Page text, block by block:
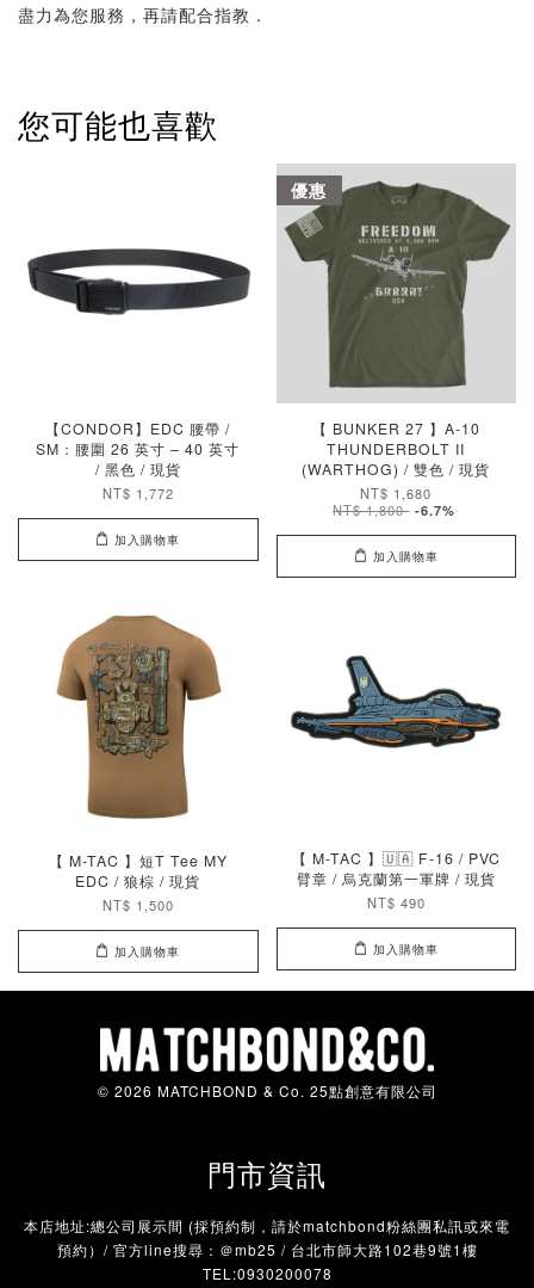
盡力為您服務，再請配合指教．
您可能也喜歡
【CONDOR】EDC 腰帶 /
SM：腰圍 26 英寸 – 40 英寸
/ 黑色 / 現貨
NT$ 1,772
加入購物車
優惠
【 BUNKER 27 】A-10
THUNDERBOLT II
(WARTHOG) / 雙色 / 現貨
NT$ 1,680
NT$ 1,800 -6.7%
加入購物車
【 M-TAC 】短T Tee MY
EDC / 狼棕 / 現貨
NT$ 1,500
加入購物車
【 M-TAC 】🇺🇦 F-16 / PVC
臂章 / 烏克蘭第一軍牌 / 現貨
NT$ 490
加入購物車
© 2026 MATCHBOND & Co. 25點創意有限公司
門市資訊
本店地址:總公司展示間 (採預約制，請於matchbond粉絲團私訊或來電
預約）/ 官方line搜尋：＠mb25 / 台北市師大路102巷9號1樓
TEL:0930200078